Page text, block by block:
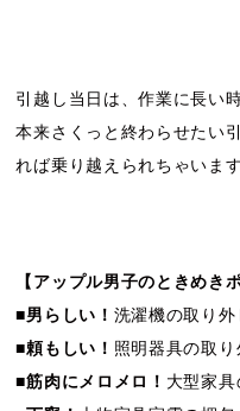
引越し当日は、作業に長い
本来さくっと終わらせたい
れば乗り越えられちゃいます
【アップル男子のときめき
■男らしい！ 洗濯機の取り
■頼もしい！ 照明器具の取
■筋肉にメロメロ！ 大型家